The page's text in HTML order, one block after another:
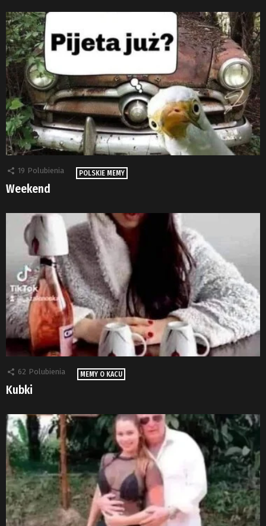
19 Polubienia POLSKIE MEMY
Weekend
62 Polubienia MEMY O KACU
Kubki